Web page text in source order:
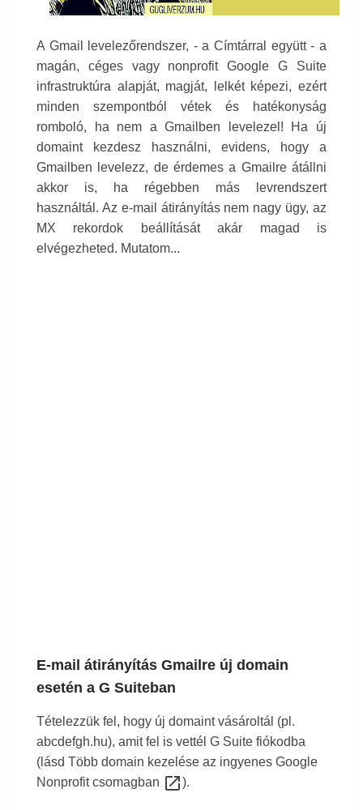
A Gmail levelezőrendszer, - a Címtárral együtt - a
magán, céges vagy nonprofit Google G Suite
infrastruktúra alapját, magját, lelkét képezi, ezért
minden szempontból vétek és hatékonyság
romboló, ha nem a Gmailben levelezel! Ha új
domaint kezdesz használni, evidens, hogy a
Gmailben levelezz, de érdemes a Gmailre átállni
akkor is, ha régebben más levrendszert
használtál. Az e-mail átirányítás nem nagy ügy, az
MX rekordok beállítását akár magad is
elvégezheted. Mutatom...
E-mail átirányítás Gmailre új domain
esetén a G Suiteban
Tételezzük fel, hogy új domaint vásároltál (pl.
abcdefgh.hu), amit fel is vettél G Suite fiókodba
(lásd Több domain kezelése az ingyenes Google
Nonprofit csomagban launch).